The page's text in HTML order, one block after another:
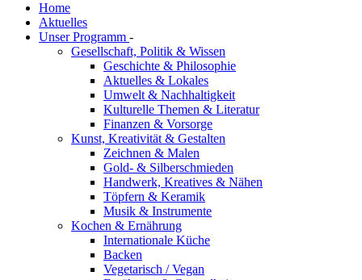
Home
Aktuelles
Unser Programm -
Gesellschaft, Politik & Wissen
Geschichte & Philosophie
Aktuelles & Lokales
Umwelt & Nachhaltigkeit
Kulturelle Themen & Literatur
Finanzen & Vorsorge
Kunst, Kreativität & Gestalten
Zeichnen & Malen
Gold- & Silberschmieden
Handwerk, Kreatives & Nähen
Töpfern & Keramik
Musik & Instrumente
Kochen & Ernährung
Internationale Küche
Backen
Vegetarisch / Vegan